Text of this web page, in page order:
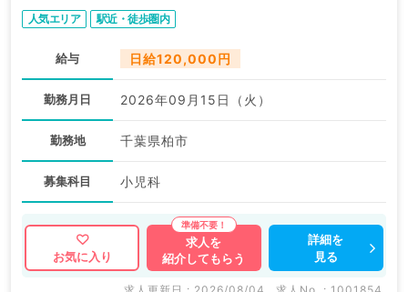
人気エリア 駅近・徒歩圏内
給与 日給120,000円
勤務月日 2026年09月15日（火）
勤務地 千葉県柏市
募集科目 小児科
お気に入り
求人を
紹介してもらう
詳細を
見る